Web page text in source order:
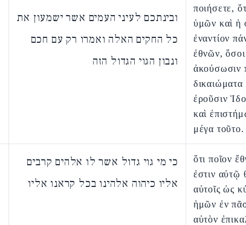
ובינתכם לעיני העמים אשר ישמעון את
כל החקים האלה ואמרו רק עם חכם
ונבון הגוי הגדול הזה
ποιήσετε,
ὑμῶν καὶ ἡ
ἐναντίον
ἐθνῶν,
ἀκούσωσιν
δικαιώματα
ἐροῦσιν
καὶ
μέγα τοῦτο.
כי מי גוי גדול אשר לו אלהים קרבים
אליו כיהוה אלהינו בכל קראנו אליו
ὅτι ποῖον
ἐστιν αὐτῷ
αὐτοῖς ὡς
ἡμῶν ἐν
αὐτὸν